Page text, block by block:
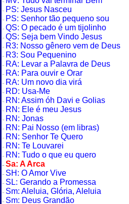
PS: Jesus Nasceu
PS: Senhor tão pequeno sou
QS: O pecado é um tijolinho
QS: Seja bem Vindo Jesus
R3: Nosso gênero vem de Deus
R3: Sou Pequenino
RA: Levar a Palavra de Deus
RA: Para ouvir e Orar
RA: Um novo dia virá
RD: Usa-Me
RN: Assim óh Davi e Golias
RN: Ele é meu Jesus
RN: Jonas
RN: Pai Nosso (em libras)
RN: Senhor Te Quero
RN: Te Louvarei
RN: Tudo o que eu quero
Sa: A Arca
SH: O Amor Vive
SL: Gerando a Promessa
Sm: Aleluia, Glória, Aleluia
Sm: Deus Grandão